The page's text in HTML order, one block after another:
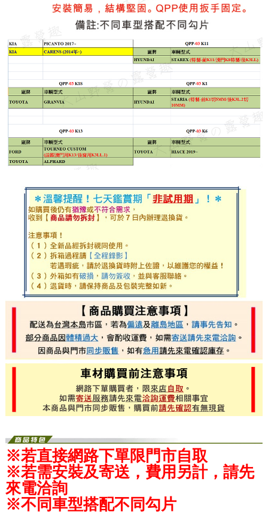
※若直接網路下單限門市自取
※若需安裝及寄送，費用另計，請先
來電洽詢
※不同車型搭配不同勾片